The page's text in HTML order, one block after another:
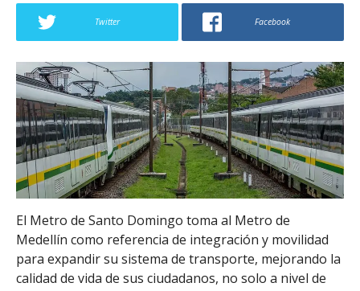
Twitter Facebook
El Metro de Santo Domingo toma al Metro de
Medellín como referencia de integración y movilidad
para expandir su sistema de transporte, mejorando la
calidad de vida de sus ciudadanos, no solo a nivel de